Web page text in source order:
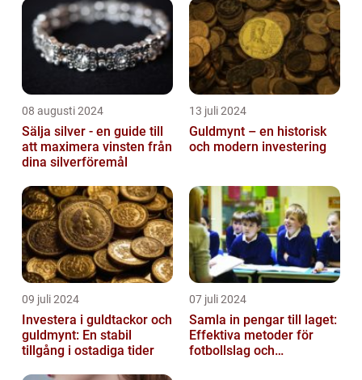
08 augusti 2024
Sälja silver - en guide till
att maximera vinsten från
dina silverföremål
13 juli 2024
Guldmynt – en historisk
och modern investering
09 juli 2024
Investera i guldtackor och
guldmynt: En stabil
tillgång i ostadiga tider
07 juli 2024
Samla in pengar till laget:
Effektiva metoder för
fotbollslag och